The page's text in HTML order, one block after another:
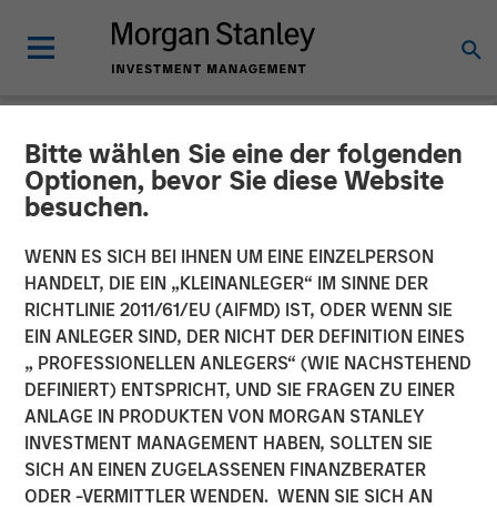
Bitte wählen Sie eine der folgenden
Optionen, bevor Sie diese Website
besuchen.
WENN ES SICH BEI IHNEN UM EINE EINZELPERSON
HANDELT, DIE EIN „KLEINANLEGER“ IM SINNE DER
RICHTLINIE 2011/61/EU (AIFMD) IST, ODER WENN SIE
EIN ANLEGER SIND, DER NICHT DER DEFINITION EINES
„ PROFESSIONELLEN ANLEGERS“ (WIE NACHSTEHEND
DEFINIERT) ENTSPRICHT, UND SIE FRAGEN ZU EINER
ANLAGE IN PRODUKTEN VON MORGAN STANLEY
INVESTMENT MANAGEMENT HABEN, SOLLTEN SIE
SICH AN EINEN ZUGELASSENEN FINANZBERATER
ODER -VERMITTLER WENDEN. WENN SIE SICH AN
NEWSROOM
Morgan Stanley Real Estate
Investing Acquires
Southern California
Industrial Outdoor Storage
Facility Triple Net Leased
to Oldcastle Infrastructure
for $92 Million